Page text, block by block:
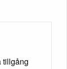
tillgång